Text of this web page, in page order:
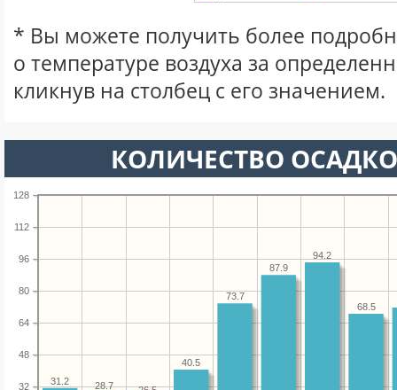
* Вы можете получить более
о температуре воздуха за
кликнув на столбец с его значением.
КОЛИЧЕСТВО
32
48
64
80
96
112
128
68.5
94.2
87.9
73.7
40.5
28.7
31.2